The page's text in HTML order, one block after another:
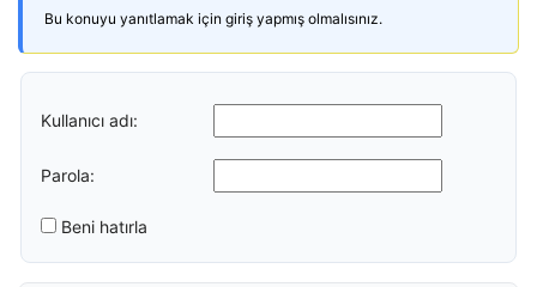
Bu konuyu yanıtlamak için giriş yapmış olmalısınız.
Kullanıcı adı:
Parola:
Beni hatırla